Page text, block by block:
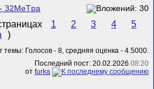
32MeTpa
1 2 3 4
5
)
Последний пост: 20.02.2026 08:20
от furka